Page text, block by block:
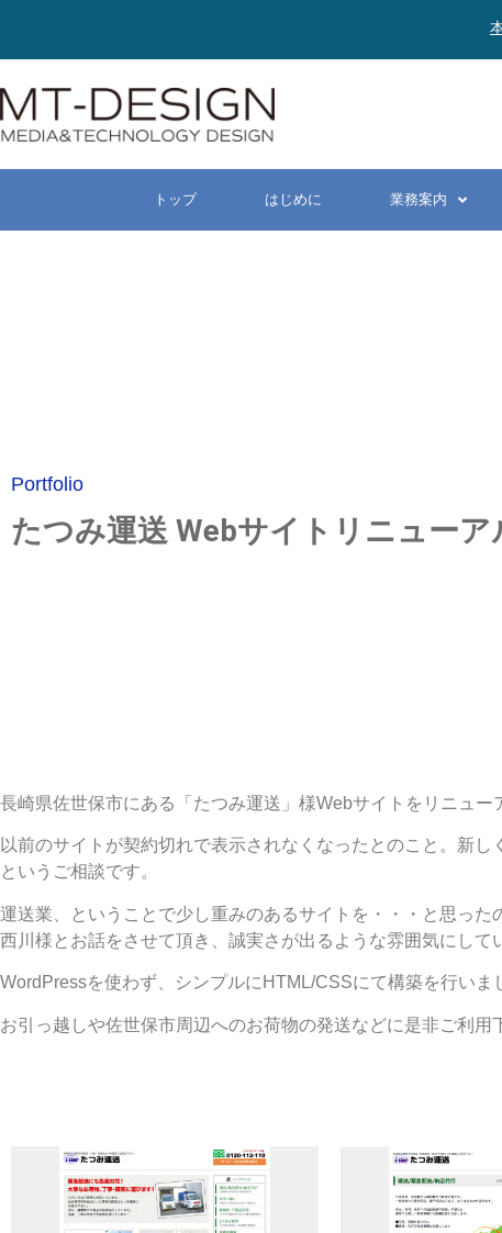
トップ はじめに 業務案内
Portfolio
たつみ運送 Webサイトリニューア
長崎県佐世保市にある「たつみ運送」様Webサイトをリニュー
以前のサイトが契約切れで表示されなくなったとのこと。新し
というご相談です。
運送業、ということで少し重みのあるサイトを・・・と思った
西川様とお話をさせて頂き、誠実さが出るような雰囲気にして
WordPressを使わず、シンプルにHTML/CSSにて構築を行いま
お引っ越しや佐世保市周辺へのお荷物の発送などに是非ご利用